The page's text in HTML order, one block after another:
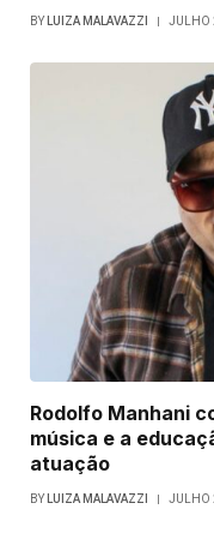
BY LUIZA MALAVAZZI JULHO
Rodolfo Manhani
música e a
atuação
BY LUIZA MALAVAZZI JULHO